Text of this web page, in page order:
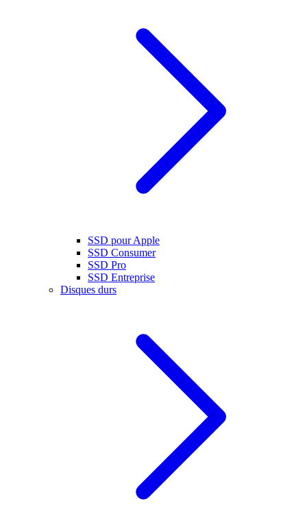
SSD pour Apple
SSD Consumer
SSD Pro
SSD Entreprise
Disques durs